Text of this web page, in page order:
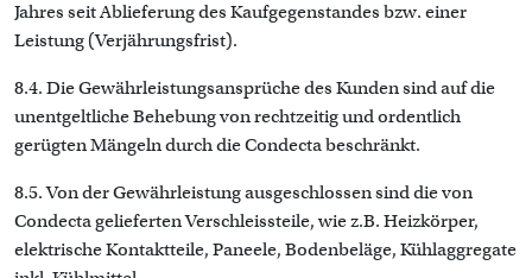
Jahres seit Ablieferung des Kaufgegenstandes bzw. einer
Leistung (Verjährungsfrist).
8.4. Die Gewährleistungsansprüche des Kunden sind auf die
unentgeltliche Behebung von rechtzeitig und ordentlich
gerügten Mängeln durch die Condecta beschränkt.
8.5. Von der Gewährleistung ausgeschlossen sind die von
Condecta gelieferten Verschleissteile, wie z.B. Heizkörper,
elektrische Kontaktteile, Paneele, Bodenbeläge, Kühlaggregate